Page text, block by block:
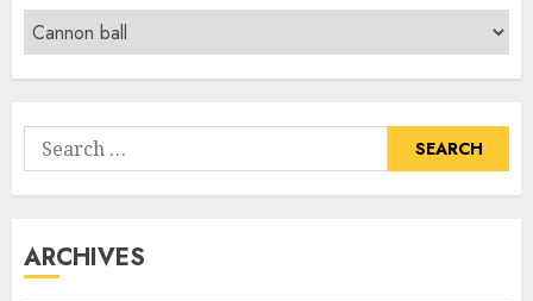
Cari
Senarai
Tumbuhan
Search
for:
ARCHIVES